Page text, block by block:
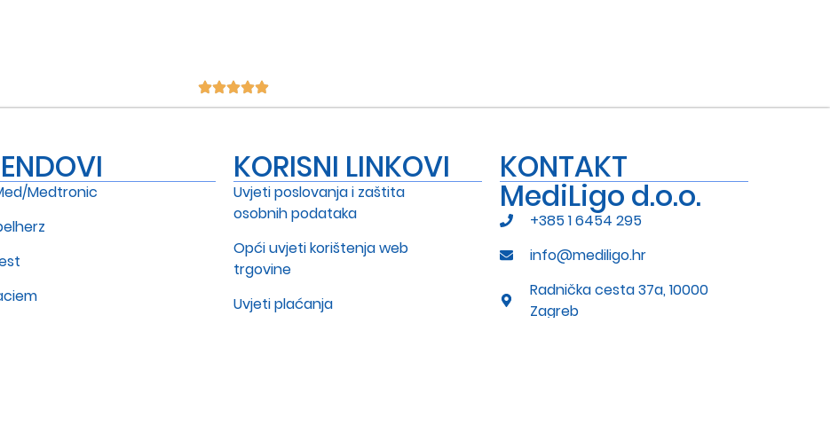
Medtronic
KORISNI LINKOVI
Uvjeti poslovanja i zaštita
osobnih podataka
Opći uvjeti korištenja web
trgovine
Uvjeti plaćanja
KONTAKT
MediLigo d.o.o.
+385 1 6454 295
info@mediligo.hr
Radnička cesta 37a, 10000
Zagreb